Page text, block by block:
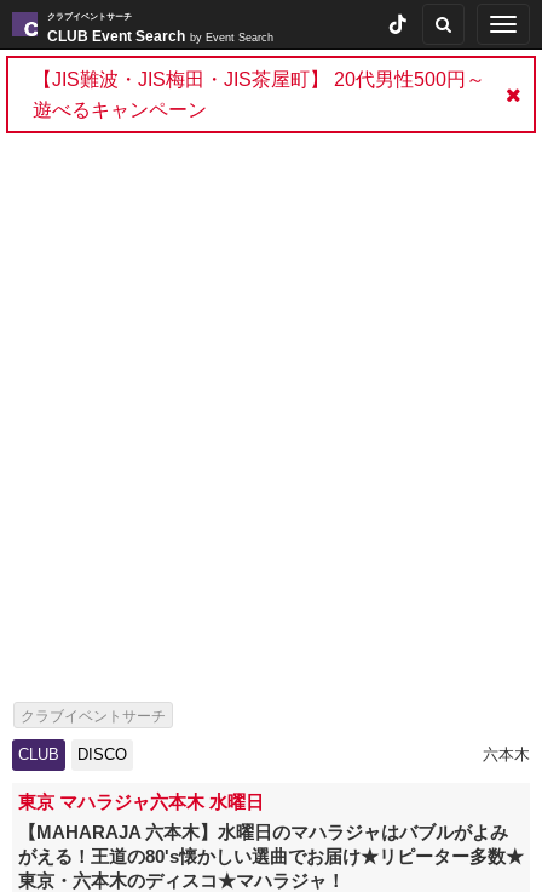
クラブイベントサーチ
CLUB Event Search by Event Search
【JIS難波・JIS梅田・JIS茶屋町】 20代男性500円～
遊べるキャンペーン
クラブイベントサーチ
CLUB DISCO 六本木
東京 マハラジャ六本木 水曜日
【MAHARAJA 六本木】水曜日のマハラジャはバブルがよみ
がえる！王道の80's懐かしい選曲でお届け★リピーター多数★
東京・六本木のディスコ★マハラジャ！